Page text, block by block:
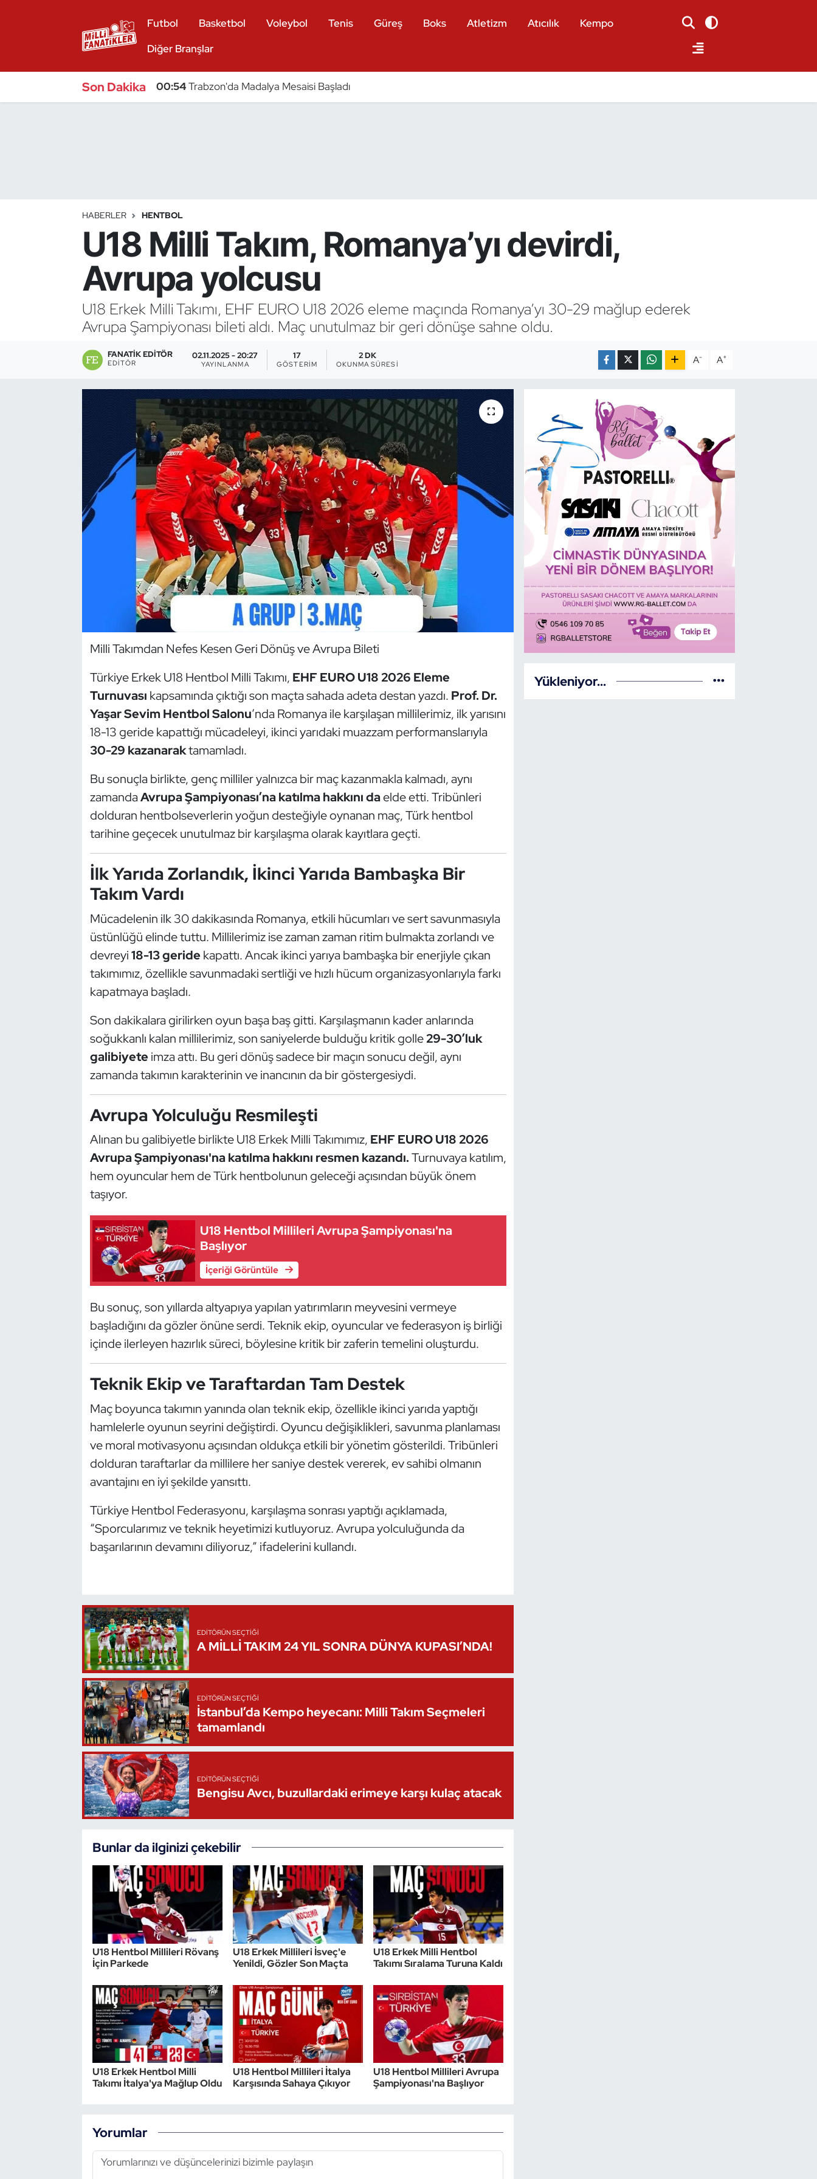
Futbol Basketbol Voleybol Tenis Güreş Boks Atletizm Atıcılık
Kempo
Diğer Branşlar
Son Dakika 00:54Trabzon'da Madalya Mesaisi Başladı
HABERLER HENTBOL
U18 Milli Takım, Romanya’yı devirdi,
Avrupa yolcusu
U18 Erkek Milli Takımı, EHF EURO U18 2026 eleme maçında Romanya’yı 30-29 mağlup ederek
Avrupa Şampiyonası bileti aldı. Maç unutulmaz bir geri dönüşe sahne oldu.
FANATIK EDITÖR
EDITÖR
02.11.2025 - 20:27
YAYINLANMA
17
GÖSTERIM
2 DK
OKUNMA SÜRESI A- A+
Milli Takımdan Nefes Kesen Geri Dönüş ve Avrupa Bileti
Türkiye Erkek U18 Hentbol Milli Takımı, EHF EURO U18 2026 Eleme
Turnuvası kapsamında çıktığı son maçta sahada adeta destan yazdı. Prof. Dr.
Yaşar Sevim Hentbol Salonu’nda Romanya ile karşılaşan millilerimiz, ilk yarısını
18-13 geride kapattığı mücadeleyi, ikinci yarıdaki muazzam performanslarıyla
30-29 kazanaraktamamladı.
Bu sonuçla birlikte, genç milliler yalnızca bir maç kazanmakla kalmadı, aynı
zamandaAvrupa Şampiyonası’na katılma hakkını daelde etti. Tribünleri
dolduran hentbolseverlerin yoğun desteğiyle oynanan maç, Türk hentbol
tarihine geçecek unutulmaz bir karşılaşma olarak kayıtlara geçti.
İlk Yarıda Zorlandık, İkinci Yarıda Bambaşka Bir
Takım Vardı
Mücadelenin ilk 30 dakikasında Romanya, etkili hücumları ve sert savunmasıyla
üstünlüğü elinde tuttu. Millilerimiz ise zaman zaman ritim bulmakta zorlandı ve
devreyi18-13 geride kapattı. Ancak ikinci yarıya bambaşka bir enerjiyle çıkan
takımımız, özellikle savunmadaki sertliği ve hızlı hücum organizasyonlarıyla farkı
kapatmaya başladı.
Son dakikalara girilirken oyun başa baş gitti. Karşılaşmanın kader anlarında
soğukkanlı kalan millilerimiz, son saniyelerde bulduğu kritik golle29-30’luk
galibiyete imza attı. Bu geri dönüş sadece bir maçın sonucu değil, aynı
zamanda takımın karakterinin ve inancının da bir göstergesiydi.
Avrupa Yolculuğu Resmileşti
Alınan bu galibiyetle birlikte U18 Erkek Milli Takımımız, EHF EURO U18 2026
Avrupa Şampiyonası'na katılma hakkını resmen kazandı.Turnuvaya katılım,
hem oyuncular hem de Türk hentbolunun geleceği açısından büyük önem
taşıyor.
U18 Hentbol Millileri Avrupa Şampiyonası'na
Başlıyor
İçeriği Görüntüle
Bu sonuç, son yıllarda altyapıya yapılan yatırımların meyvesini vermeye
başladığını da gözler önüne serdi. Teknik ekip, oyuncular ve federasyon iş birliği
içinde ilerleyen hazırlık süreci, böylesine kritik bir zaferin temelini oluşturdu.
Teknik Ekip ve Taraftardan Tam Destek
Maç boyunca takımın yanında olan teknik ekip, özellikle ikinci yarıda yaptığı
hamlelerle oyunun seyrini değiştirdi. Oyuncu değişiklikleri, savunma planlaması
ve moral motivasyonu açısından oldukça etkili bir yönetim gösterildi. Tribünleri
dolduran taraftarlar da millilere her saniye destek vererek, ev sahibi olmanın
avantajını en iyi şekilde yansıttı.
Türkiye Hentbol Federasyonu, karşılaşma sonrası yaptığı açıklamada,
“Sporcularımız ve teknik heyetimizi kutluyoruz. Avrupa yolculuğunda da
başarılarının devamını diliyoruz,” ifadelerini kullandı.
EDITÖRÜN SEÇTIĞI
A MİLLİ TAKIM 24 YIL SONRA DÜNYA KUPASI’NDA!
EDITÖRÜN SEÇTIĞI
İstanbul’da Kempo heyecanı: Milli Takım Seçmeleri
tamamlandı
EDITÖRÜN SEÇTIĞI
Bengisu Avcı, buzullardaki erimeye karşı kulaç atacak
Bunlar da ilginizi çekebilir
U18 Hentbol Millileri Rövanş
İçin Parkede
U18 Erkek Millileri İsveç'e
Yenildi, Gözler Son Maçta
U18 Erkek Milli Hentbol
Takımı Sıralama Turuna Kaldı
U18 Erkek Hentbol Milli
Takımı İtalya'ya Mağlup Oldu
U18 Hentbol Millileri İtalya
Karşısında Sahaya Çıkıyor
U18 Hentbol Millileri Avrupa
Şampiyonası'na Başlıyor
Yorumlar
Yükleniyor...
Bocce Bowling Dart
Buz Hokeyi
Buz Pateni
Çim Hokeyi
Cimnastik
Hava Sporları
İşitme Engelli Sporcular
Judo ve Kuraş
Modern Pentatlon
Motor Sporları
Oryantiring
Özel Sporcular
Vücut Geliştirme Fitness
Wushu Kungfu